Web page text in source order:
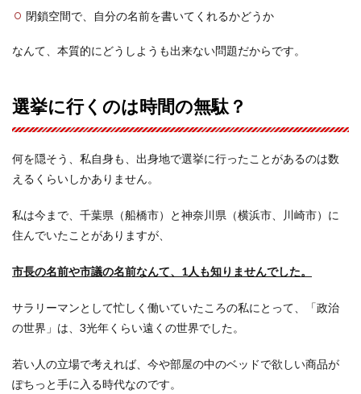
閉鎖空間で、自分の名前を書いてくれるかどうか
なんて、本質的にどうしようも出来ない問題だからです。
選挙に行くのは時間の無駄？
何を隠そう、私自身も、出身地で選挙に行ったことがあるのは数
えるくらいしかありません。
私は今まで、千葉県（船橋市）と神奈川県（横浜市、川崎市）に
住んでいたことがありますが、
市長の名前や市議の名前なんて、1人も知りませんでした。
サラリーマンとして忙しく働いていたころの私にとって、「政治
の世界」は、3光年くらい遠くの世界でした。
若い人の立場で考えれば、今や部屋の中のベッドで欲しい商品が
ぽちっと手に入る時代なのです。